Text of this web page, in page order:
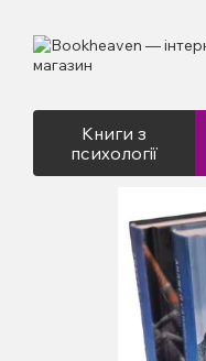
Книги з
психології